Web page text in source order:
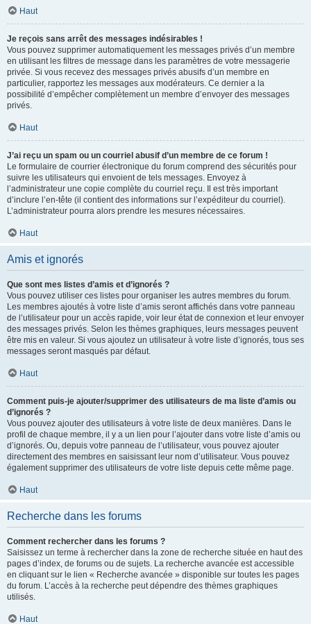
Haut
Je reçois sans arrêt des messages indésirables !
Vous pouvez supprimer automatiquement les messages privés d’un membre
en utilisant les filtres de message dans les paramètres de votre messagerie
privée. Si vous recevez des messages privés abusifs d’un membre en
particulier, rapportez les messages aux modérateurs. Ce dernier a la
possibilité d’empêcher complètement un membre d’envoyer des messages
privés.
Haut
J’ai reçu un spam ou un courriel abusif d’un membre de ce forum !
Le formulaire de courrier électronique du forum comprend des sécurités pour
suivre les utilisateurs qui envoient de tels messages. Envoyez à
l’administrateur une copie complète du courriel reçu. Il est très important
d’inclure l’en-tête (il contient des informations sur l’expéditeur du courriel).
L’administrateur pourra alors prendre les mesures nécessaires.
Haut
Amis et ignorés
Que sont mes listes d’amis et d’ignorés ?
Vous pouvez utiliser ces listes pour organiser les autres membres du forum.
Les membres ajoutés à votre liste d’amis seront affichés dans votre panneau
de l’utilisateur pour un accès rapide, voir leur état de connexion et leur envoyer
des messages privés. Selon les thèmes graphiques, leurs messages peuvent
être mis en valeur. Si vous ajoutez un utilisateur à votre liste d’ignorés, tous ses
messages seront masqués par défaut.
Haut
Comment puis-je ajouter/supprimer des utilisateurs de ma liste d’amis ou
d’ignorés ?
Vous pouvez ajouter des utilisateurs à votre liste de deux manières. Dans le
profil de chaque membre, il y a un lien pour l’ajouter dans votre liste d’amis ou
d’ignorés. Ou, depuis votre panneau de l’utilisateur, vous pouvez ajouter
directement des membres en saisissant leur nom d’utilisateur. Vous pouvez
également supprimer des utilisateurs de votre liste depuis cette même page.
Haut
Recherche dans les forums
Comment rechercher dans les forums ?
Saisissez un terme à rechercher dans la zone de recherche située en haut des
pages d’index, de forums ou de sujets. La recherche avancée est accessible
en cliquant sur le lien « Recherche avancée » disponible sur toutes les pages
du forum. L’accès à la recherche peut dépendre des thèmes graphiques
utilisés.
Haut